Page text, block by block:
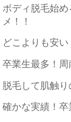
ボディ脱毛始
メ！！
どこよりも安
卒業生最多！周
脱毛して肌触
確かな実績！卒